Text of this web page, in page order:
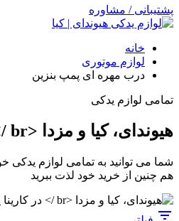
پشتیبانی / مشاوره
خانه
لوازم موتوری
درب مهره ای پمپ بنزین
تمامی لوازم یدکی
هیوندای، کیا و مزدا <br /> در کارینا یدک
شما می توانید به تمامی لوازم یدکی
هم چنین از خرید خود لذت ببرید